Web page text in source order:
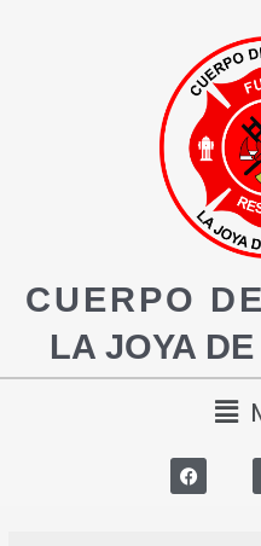
CUERPO
LA JOYA